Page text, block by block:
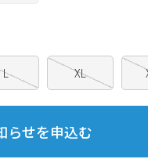
L XL
らせを申込む